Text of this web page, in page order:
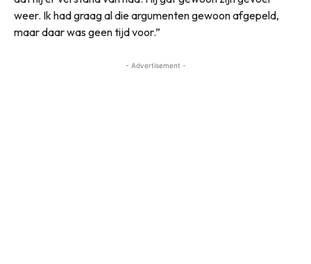
weer. Ik had graag al die argumenten gewoon afgepeld,
maar daar was geen tijd voor.”
- Advertisement -